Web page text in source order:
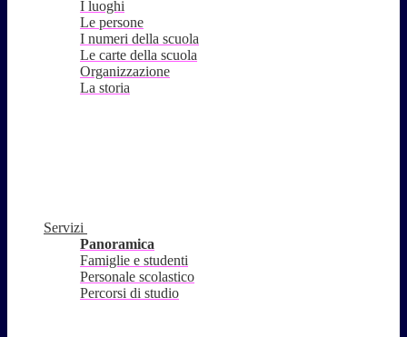
I luoghi
Le persone
I numeri della scuola
Le carte della scuola
Organizzazione
La storia
Servizi
Panoramica
Famiglie e studenti
Personale scolastico
Percorsi di studio